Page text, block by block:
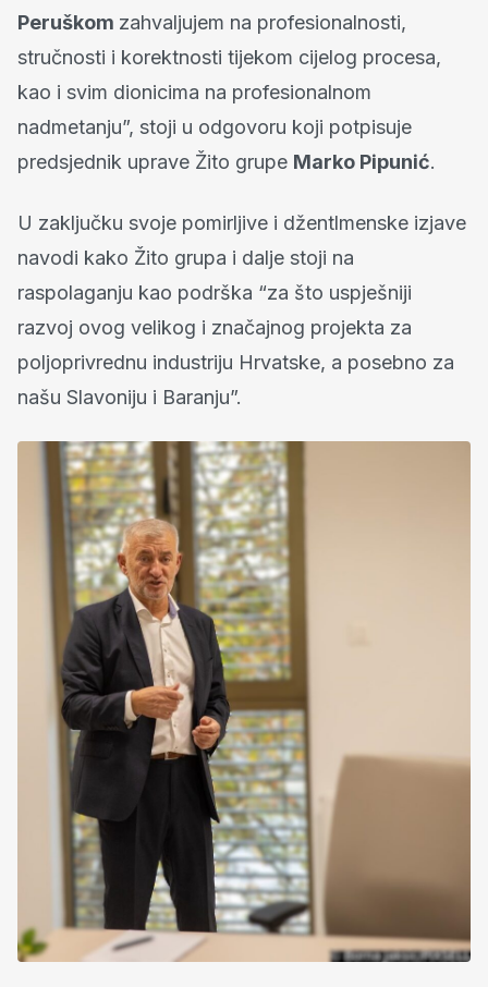
Peruškom zahvaljujem na profesionalnosti,
stručnosti i korektnosti tijekom cijelog procesa,
kao i svim dionicima na profesionalnom
nadmetanju”, stoji u odgovoru koji potpisuje
predsjednik uprave Žito grupe Marko Pipunić.
U zaključku svoje pomirljive i džentlmenske izjave
navodi kako Žito grupa i dalje stoji na
raspolaganju kao podrška “za što uspješniji
razvoj ovog velikog i značajnog projekta za
poljoprivrednu industriju Hrvatske, a posebno za
našu Slavoniju i Baranju”.